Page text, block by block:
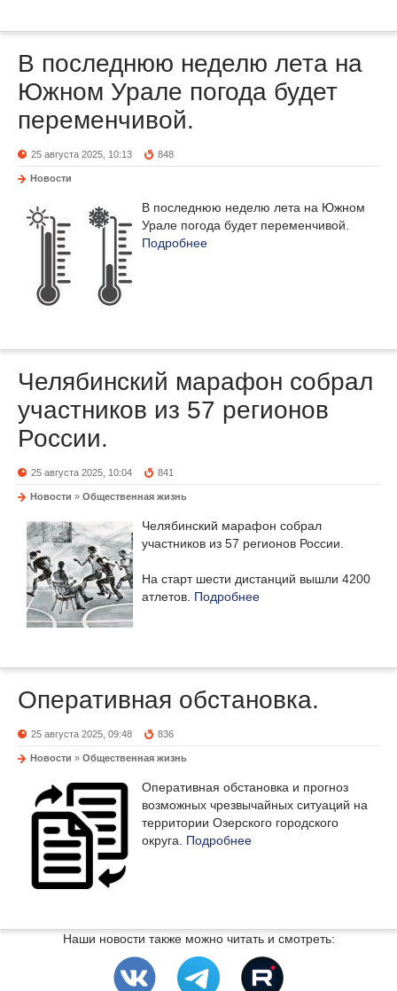
В последнюю неделю лета на
Южном Урале погода будет
переменчивой.
25 августа 2025, 10:13 848
Новости
В последнюю неделю лета на Южном
Урале погода будет переменчивой.
Подробнее
Челябинский марафон собрал
участников из 57 регионов
России.
25 августа 2025, 10:04 841
Новости » Общественная жизнь
Челябинский марафон собрал
участников из 57 регионов России.
На старт шести дистанций вышли 4200
атлетов. Подробнее
Оперативная обстановка.
25 августа 2025, 09:48 836
Новости » Общественная жизнь
Оперативная обстановка и прогноз
возможных чрезвычайных ситуаций на
территории Озерского городского
округа. Подробнее
Наши новости также можно читать и смотреть: